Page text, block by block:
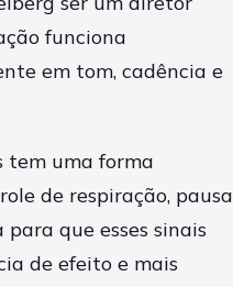
funciona
em tom, cadência e
tem uma forma
de respiração, pausa
que esses sinais
de efeito e mais